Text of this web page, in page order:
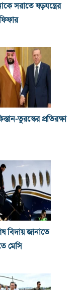
সরাতে ষড়যন্ত্রের
তুরস্কের প্রতিরক্ষা
বিদায় জানাতে
মেসি